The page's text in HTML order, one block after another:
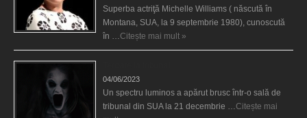
Superba actriţă Michelle Williams ( născută în
Montana, SUA, la 9 septembrie 1980), cunoscută
în …Citește mai mult »
04/06/2023
Un spectru luminos a apărut brusc într-o sală de
tribunal din SUA la 21 decembrie …Citește mai